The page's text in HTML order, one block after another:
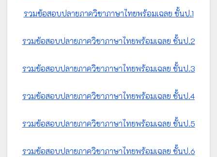
รวมข้อสอบปลายภาควิชาภาษาไทยพร้อมเฉลย ชั้นป.1
รวมข้อสอบปลายภาควิชาภาษาไทยพร้อมเฉลย ชั้นป.2
รวมข้อสอบปลายภาควิชาภาษาไทยพร้อมเฉลย ชั้นป.3
รวมข้อสอบปลายภาควิชาภาษาไทยพร้อมเฉลย ชั้นป.4
รวมข้อสอบปลายภาควิชาภาษาไทยพร้อมเฉลย ชั้นป.5
รวมข้อสอบปลายภาควิชาภาษาไทยพร้อมเฉลย ชั้นป.6